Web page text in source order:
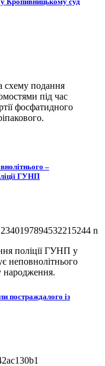
схему подання
під час
фосфатидного
–
ГУНП
поліції ГУНП у
неповнолітнього
народження.
постраждалого із